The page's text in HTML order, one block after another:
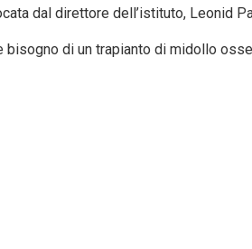
dal direttore dell’istituto, Leonid
di un trapianto di midollo